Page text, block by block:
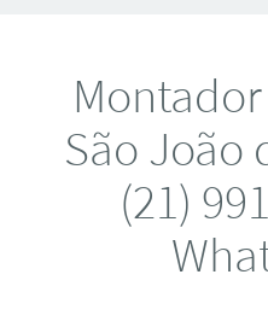
São João
(21)